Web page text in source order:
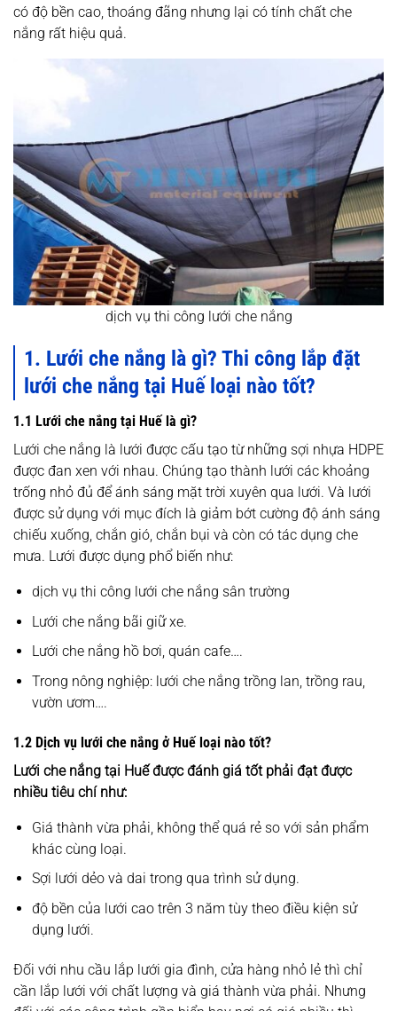
có độ bền cao, thoáng đãng nhưng lại có tính chất che
nắng rất hiệu quả.
dịch vụ thi công lưới che nắng
1. Lưới che nắng là gì? Thi công lắp đặt
lưới che nắng tại Huế loại nào tốt?
1.1 Lưới che nắng tại Huế là gì?
Lưới che nắng là lưới được cấu tạo từ những sợi nhựa HDPE
được đan xen với nhau. Chúng tạo thành lưới các khoảng
trống nhỏ đủ để ánh sáng mặt trời xuyên qua lưới. Và lưới
được sử dụng với mục đích là giảm bớt cường độ ánh sáng
chiếu xuống, chắn gió, chắn bụi và còn có tác dụng che
mưa. Lưới được dụng phổ biến như:
dịch vụ thi công lưới che nắng sân trường
Lưới che nắng bãi giữ xe.
Lưới che nắng hồ bơi, quán cafe….
Trong nông nghiệp: lưới che nắng trồng lan, trồng rau,
vườn ươm….
1.2 Dịch vụ lưới che nắng ở Huế loại nào tốt?
Lưới che nắng tại Huế được đánh giá tốt phải đạt được
nhiều tiêu chí như:
Giá thành vừa phải, không thể quá rẻ so với sản phẩm
khác cùng loại.
Sợi lưới dẻo và dai trong qua trình sử dụng.
độ bền của lưới cao trên 3 năm tùy theo điều kiện sử
dụng lưới.
Đối với nhu cầu lắp lưới gia đình, cửa hàng nhỏ lẻ thì chỉ
cần lắp lưới với chất lượng và giá thành vừa phải. Nhưng